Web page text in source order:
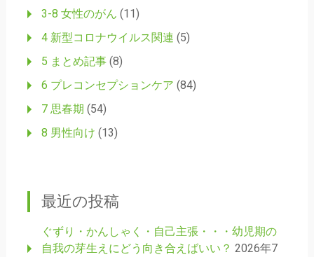
3-8 女性のがん (11)
4 新型コロナウイルス関連 (5)
5 まとめ記事(8)
6 プレコンセプションケア (84)
7 思春期 (54)
8 男性向け (13)
最近の投稿
ぐずり・かんしゃく・自己主張・・・幼児期の
自我の芽生えにどう向き合えばいい？ 2026年7